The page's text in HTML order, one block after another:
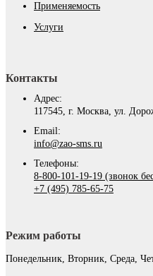
Применяемость
Услуги
Контакты
Адрес:
117545, г. Москва, ул.
Email:
info@zao-sms.ru
Телефоны:
8-800-101-19-19 (звонок
+7 (495) 785-65-75
Режим работы
Понедельник, Вторник, Среда,